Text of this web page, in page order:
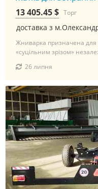
доставка з
13 405.45 $ Торг
Жниварка призначена
«суцільним зрізом»
26 липня